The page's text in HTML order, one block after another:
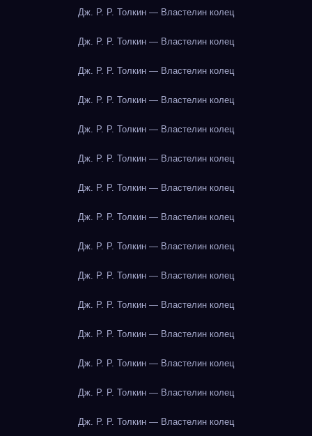
Дж. Р. Р. Толкин — Властелин колец
Дж. Р. Р. Толкин — Властелин колец
Дж. Р. Р. Толкин — Властелин колец
Дж. Р. Р. Толкин — Властелин колец
Дж. Р. Р. Толкин — Властелин колец
Дж. Р. Р. Толкин — Властелин колец
Дж. Р. Р. Толкин — Властелин колец
Дж. Р. Р. Толкин — Властелин колец
Дж. Р. Р. Толкин — Властелин колец
Дж. Р. Р. Толкин — Властелин колец
Дж. Р. Р. Толкин — Властелин колец
Дж. Р. Р. Толкин — Властелин колец
Дж. Р. Р. Толкин — Властелин колец
Дж. Р. Р. Толкин — Властелин колец
Дж. Р. Р. Толкин — Властелин колец